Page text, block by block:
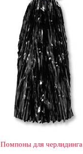
Помпоны для черлидинга